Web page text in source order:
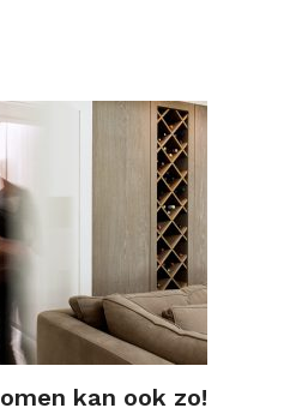
kan ook zo!